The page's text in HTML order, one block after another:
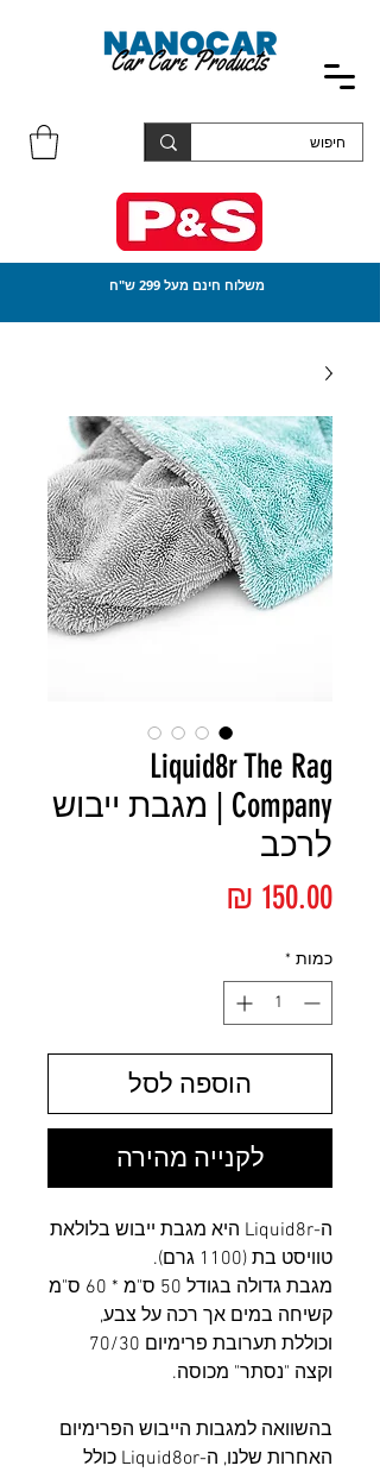
משלוח חינם מעל 299 ש"ח
Liquid8r The Rag
Company | מגבת ייבוש
לרכב
כמות *
הוספה לסל
לקנייה מהירה
ה-Liquid8r היא מגבת ייבוש בלולאת
טוויסט בת (1100 גרם).
מגבת גדולה בגודל 50 ס"מ * 60 ס"מ
קשיחה במים אך רכה על צבע,
וכוללת תערובת פרימיום 70/30
וקצה "נסתר" מכוסה.
בהשוואה למגבות הייבוש הפרימיום
האחרות שלנו, ה-Liquid8or כולל